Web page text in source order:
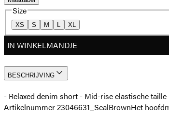
Size
XS S M L XL
IN WINKELMANDJE
BESCHRIJVING
- Relaxed denim short - Mid-rise elastische
Artikelnummer 23046631_SealBrownHet